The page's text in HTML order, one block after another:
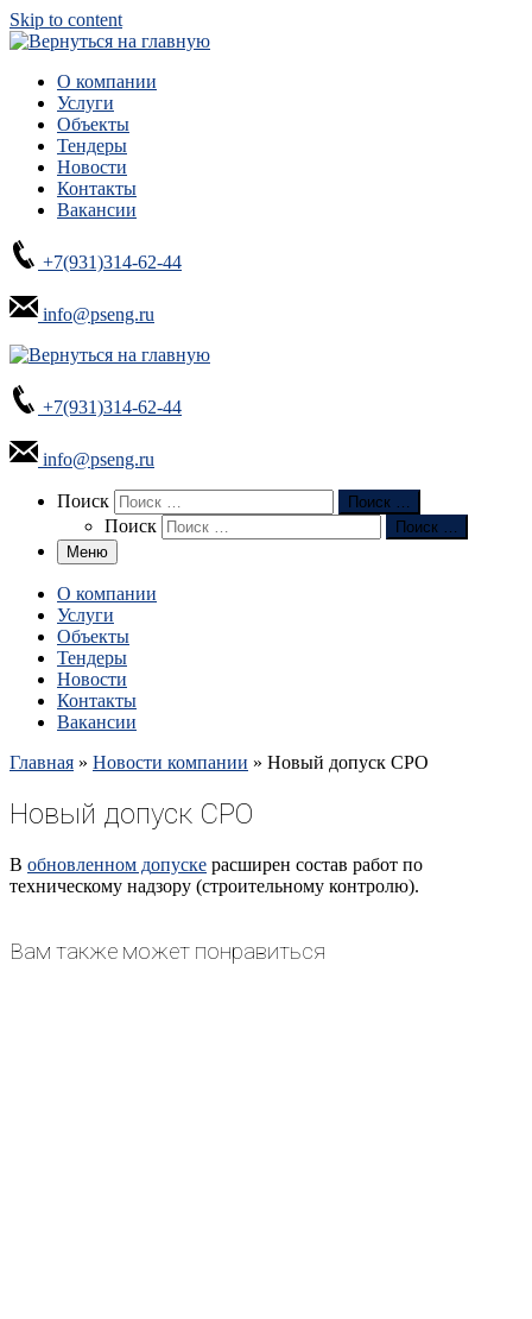
Skip to content
О компании
Услуги
Объекты
Тендеры
Новости
Контакты
Вакансии
+7(931)314-62-44
info@pseng.ru
+7(931)314-62-44
info@pseng.ru
Search
Поиск Поиск …
Поиск
Поиск …
Меню
О компании
Услуги
Объекты
Тендеры
Новости
Контакты
Вакансии
Главная » Новости компании » Новый допуск СРО
Новый допуск СРО
В обновленном допуске расширен состав работ по
техническому надзору (строительному контролю).
Вам также может понравиться